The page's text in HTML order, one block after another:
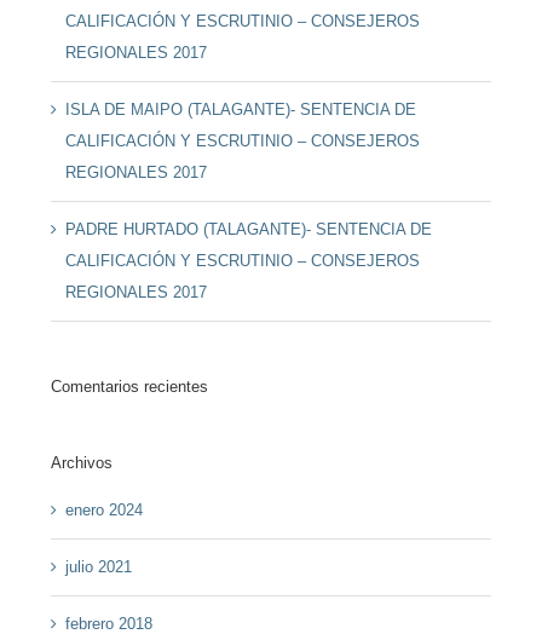
CALIFICACIÓN Y ESCRUTINIO – CONSEJEROS
REGIONALES 2017
ISLA DE MAIPO (TALAGANTE)- SENTENCIA DE
CALIFICACIÓN Y ESCRUTINIO – CONSEJEROS
REGIONALES 2017
PADRE HURTADO (TALAGANTE)- SENTENCIA DE
CALIFICACIÓN Y ESCRUTINIO – CONSEJEROS
REGIONALES 2017
Comentarios recientes
Archivos
enero 2024
julio 2021
febrero 2018